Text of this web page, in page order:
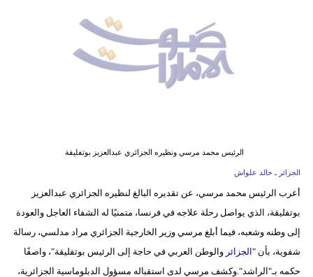
علوم
وتكنولوجيا
بيئة
الرئيس محمد مرسي ونظيره الجزائري عبدالعزيز بوتفليقة
الجزائر ـ خالد علواش
أعرب الرئيس محمد مرسي، عن تقديره البالغ لنظيره الجزائري عبدالعزيز
بوتفليقة، الذي يواصل رحلة علاجه في فرنسا، متمنيًا له الشفاء العاجل والعودة
إلى وطنه وشعبه، فيما أبلغ مرسي وزير الخارجية الجزائري مراد مدلسي، رسالة
شفوية، بأن "الجزائر والوطن العربي في حاجة إلى الرئيس بوتفليقة"، واصفًا
حكمه بـ"الراشد".وكشف مرسي لدى استقباله مسؤول الدبلوماسية الجزائرية،